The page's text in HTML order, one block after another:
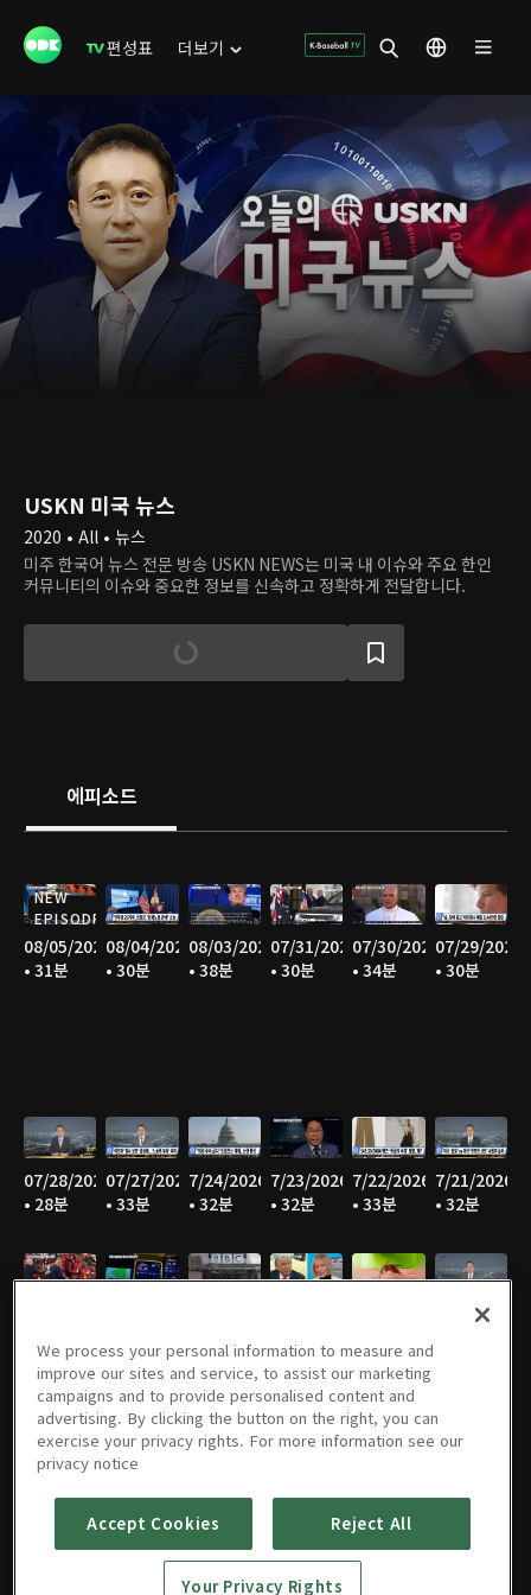
편성표 더보기
USKN 미국 뉴스
2020 • All • 뉴스
미주 한국어 뉴스 전문 방송 USKN NEWS는 미국 내 이슈와 주요 한인
커뮤니티의 이슈와 중요한 정보를 신속하고 정확하게 전달합니다.
에피소드
NEW
EPISODE
08/05/2026
• 31분
08/04/2026
• 30분
08/03/2026
• 38분
07/31/2026
• 30분
07/30/2026
• 34분
07/29/2026
• 30분
07/28/2026
• 28분
07/27/2026
• 33분
7/24/2026
• 32분
7/23/2026
• 32분
7/22/2026
• 33분
7/21/2026
• 32분
• 28분
• 31분
07/13/2026
07/09/2026
• 32분
07/08/2026
• 32분
07/07/202607/06/202607/02/202607/01/2026
06/29/202606/26/202606/25/2026
We process your personal information to measure and
improve our sites and service, to assist our marketing
campaigns and to provide personalised content and
advertising. By clicking the button on the right, you can
exercise your privacy rights. For more information see our
privacy notice
Accept Cookies Reject All
Your Privacy Rights